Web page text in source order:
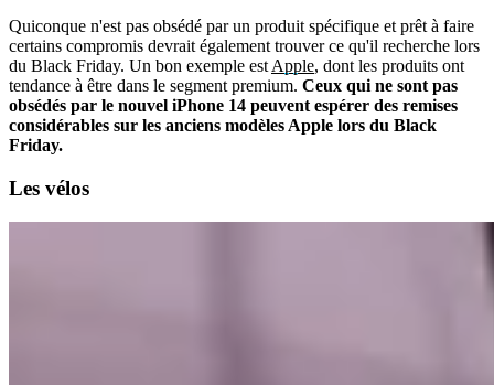
Quiconque n'est pas obsédé par un produit spécifique et prêt à faire
certains compromis devrait également trouver ce qu'il recherche lors
du Black Friday. Un bon exemple est Apple, dont les produits ont
tendance à être dans le segment premium. Ceux qui ne sont pas
obsédés par le nouvel iPhone 14 peuvent espérer des remises
considérables sur les anciens modèles Apple lors du Black
Friday.
Les vélos